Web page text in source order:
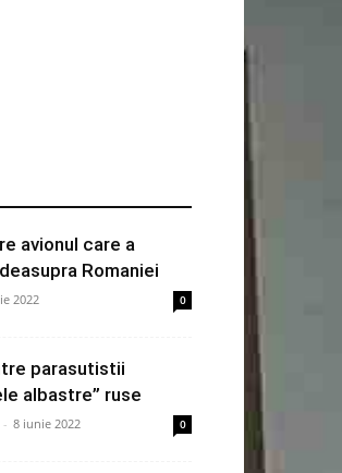
avionul care a
Romaniei
2022 0
parasutistii
albastre” ruse
- 8 iunie 2022 0